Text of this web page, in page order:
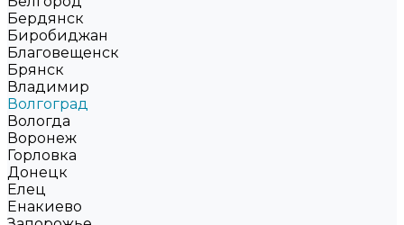
Бердянск
Биробиджан
Благовещенск
Брянск
Владимир
Волгоград
Вологда
Воронеж
Горловка
Донецк
Елец
Енакиево